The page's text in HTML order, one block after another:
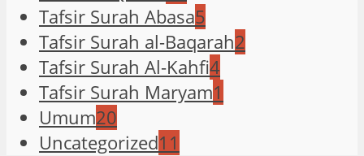
Tafsir Surah Abasa5
Tafsir Surah al-Baqarah2
Tafsir Surah Al-Kahfi4
Tafsir Surah Maryam1
Umum20
Uncategorized11